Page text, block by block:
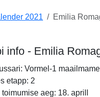
2021 Emilia
info - Emilia
Vormel-1
etapp: 2
aeg: 18. aprill